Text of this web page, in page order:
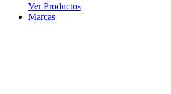
Ver Productos
Marcas